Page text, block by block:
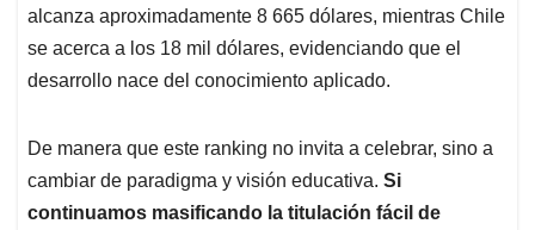
alcanza aproximadamente 8 665 dólares, mientras Chile
se acerca a los 18 mil dólares, evidenciando que el
desarrollo nace del conocimiento aplicado.
De manera que este ranking no invita a celebrar, sino a
cambiar de paradigma y visión educativa. Si
continuamos masificando la titulación fácil de